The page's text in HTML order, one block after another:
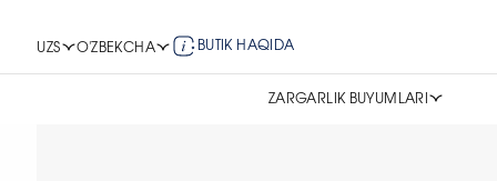
UZS O'ZBEKCHA BUTIK HAQIDA
ZARGARLIK BUYUMLARI